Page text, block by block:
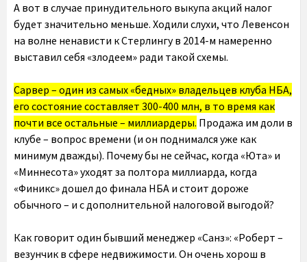
А вот в случае принудительного выкупа акций налог
будет значительно меньше. Ходили слухи, что Левенсон
на волне ненависти к Стерлингу в 2014-м намеренно
выставил себя «злодеем» ради такой схемы.
Сарвер – один из самых «бедных» владельцев клуба НБА,
его состояние составляет 300-400 млн, в то время как
почти все остальные – миллиардеры. Продажа им доли в
клубе – вопрос времени (и он поднимался уже как
минимум дважды). Почему бы не сейчас, когда «Юта» и
«Миннесота» уходят за полтора миллиарда, когда
«Финикс» дошел до финала НБА и стоит дороже
обычного – и с дополнительной налоговой выгодой?
Как говорит один бывший менеджер «Санз»: «Роберт –
везунчик в сфере недвижимости. Он очень хорош в